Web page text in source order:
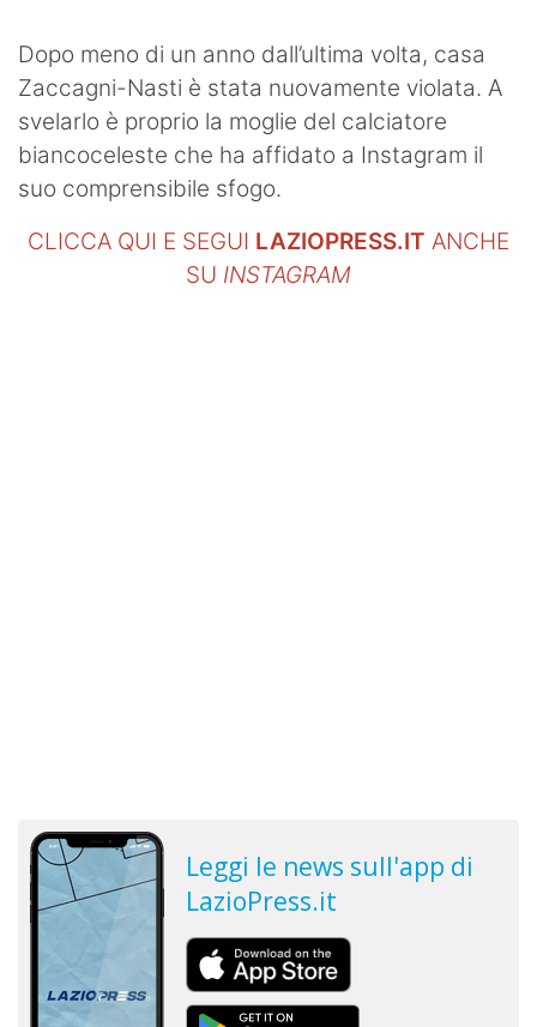
Dopo meno di un anno dall’ultima volta, casa
Zaccagni-Nasti è stata nuovamente violata. A
svelarlo è proprio la moglie del calciatore
biancoceleste che ha affidato a Instagram il
suo comprensibile sfogo.
CLICCA QUI E SEGUI LAZIOPRESS.IT ANCHE
SU INSTAGRAM